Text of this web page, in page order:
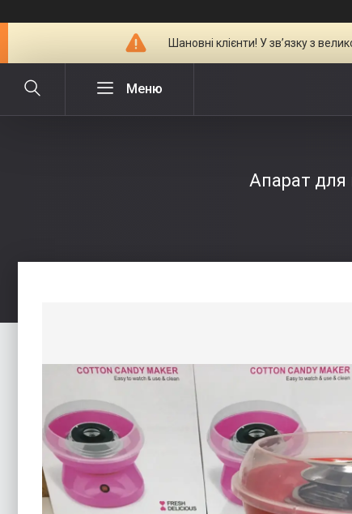
Шановні клієнти! У зв’язку з
Апарат для